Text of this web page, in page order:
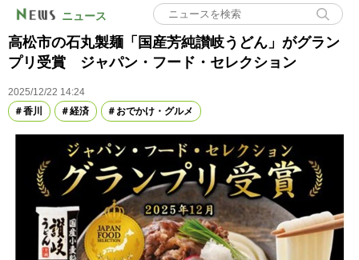
ニュース
高松市の石丸製麺「国産芳純讃岐うどん」がグラン
プリ受賞 ジャパン・フード・セレクション
2025/12/22 14:24
香川
経済 おでかけ・グルメ